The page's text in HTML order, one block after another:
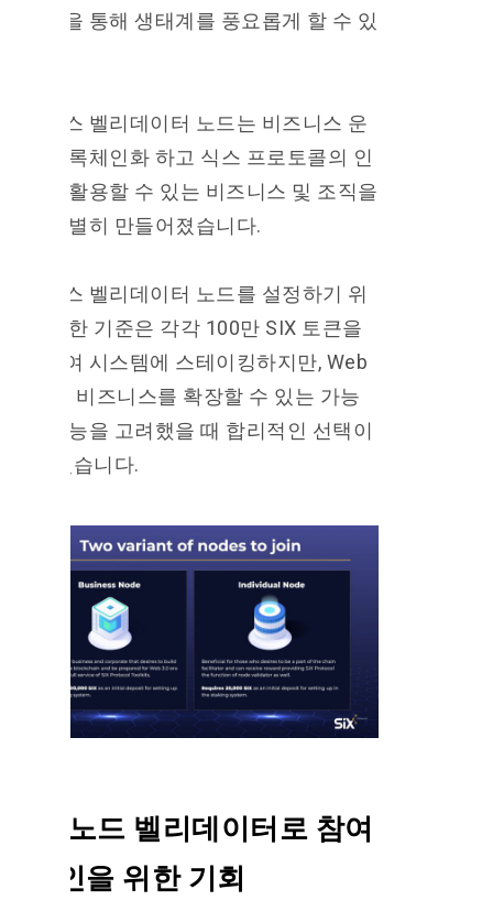
로그램을 통해 생태계를 풍요롭게 할 수 있
비즈니스 벨리데이터 노드는 비즈니스 운
영을 블록체인화 하고 식스 프로토콜의 인
프라를 활용할 수 있는 비즈니스 및 조직을
위해 특별히 만들어졌습니다.
비즈니스 벨리데이터 노드를 설정하기 위
해 필요한 기준은 각각 100만 SIX 토큰을
사용하여 시스템에 스테이킹하지만, Web
3.0으로 비즈니스를 확장할 수 있는 가능
성과 기능을 고려했을 때 합리적인 선택이
될 수 있습니다.
식스 노드 벨리데이터로 참여
– 개인을 위한 기회